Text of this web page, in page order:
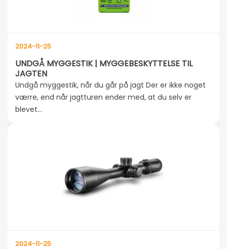
2024-11-25
UNDGÅ MYGGESTIK | MYGGEBESKYTTELSE TIL
JAGTEN
Undgå myggestik, når du går på jagt Der er ikke noget
værre, end når jagtturen ender med, at du selv er
blevet...
2024-11-25